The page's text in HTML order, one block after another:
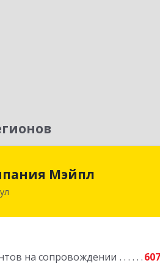
Мэйпл
на сопровождении
607
Компания Мэйпл
Алтайский край, Барнаул г,